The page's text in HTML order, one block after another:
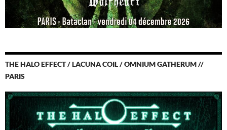
THE HALO EFFECT / LACUNA COIL / OMNIUM GATHERUM //
PARIS